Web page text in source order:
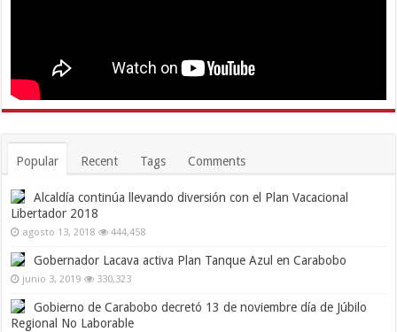
Popular Recent Tags Comments
Alcaldía continúa llevando diversión con el Plan Vacacional
Libertador 2018
agosto 13, 2018 444,458
Gobernador Lacava activa Plan Tanque Azul en Carabobo
junio 3, 2019 330,323
Gobierno de Carabobo decretó 13 de noviembre día de Júbilo
Regional No Laborable